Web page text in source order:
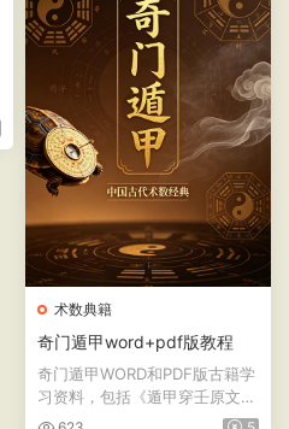
术数典籍
奇门遁甲word+pdf版教程
奇门遁甲WORD和PDF版古籍学
习资料，包括《遁甲穿壬原文之
注释》,《遁甲符应经》三...